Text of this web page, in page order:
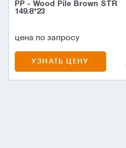
PP - Wood Pile Brown STR
149.8*23
цена по запросу
УЗНАТЬ ЦЕНУ